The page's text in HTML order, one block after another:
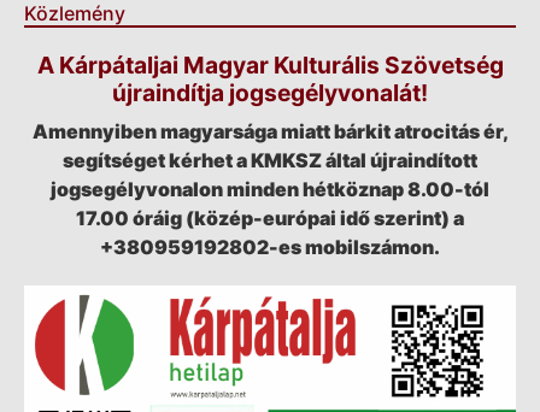
Közlemény
A Kárpátaljai Magyar Kulturális Szövetség
újraindítja jogsegélyvonalát!
Amennyiben magyarsága miatt bárkit atrocitás ér,
segítséget kérhet a KMKSZ által újraindított
jogsegélyvonalon minden hétköznap 8.00-tól
17.00 óráig (közép-európai idő szerint) a
+380959192802-es mobilszámon.